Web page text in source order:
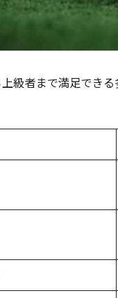
級者まで満足でき